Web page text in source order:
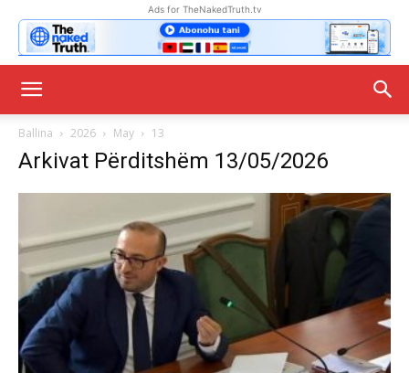
Ads for TheNakedTruth.tv
Ballina 2026 May 13
Arkivat Përditshëm 13/05/2026